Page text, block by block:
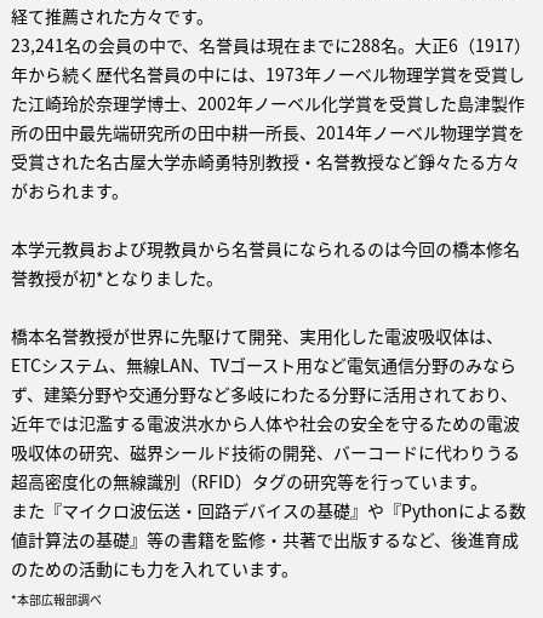
経て推薦された方々です。
23,241名の会員の中で、名誉員は現在までに288名。大正6（1917）
年から続く歴代名誉員の中には、1973年ノーベル物理学賞を受賞し
た江崎玲於奈理学博士、2002年ノーベル化学賞を受賞した島津製作
所の田中最先端研究所の田中耕一所長、2014年ノーベル物理学賞を
受賞された名古屋大学赤崎勇特別教授・名誉教授など錚々たる方々
がおられます。
本学元教員および現教員から名誉員になられるのは今回の橋本修名
誉教授が初*となりました。
橋本名誉教授が世界に先駆けて開発、実用化した電波吸収体は、
ETCシステム、無線LAN、TVゴースト用など電気通信分野のみなら
ず、建築分野や交通分野など多岐にわたる分野に活用されており、
近年では氾濫する電波洪水から人体や社会の安全を守るための電波
吸収体の研究、磁界シールド技術の開発、バーコードに代わりうる
超高密度化の無線識別（RFID）タグの研究等を行っています。
また『マイクロ波伝送・回路デバイスの基礎』や『Pythonによる数
値計算法の基礎』等の書籍を監修・共著で出版するなど、後進育成
のための活動にも力を入れています。
*本部広報部調べ